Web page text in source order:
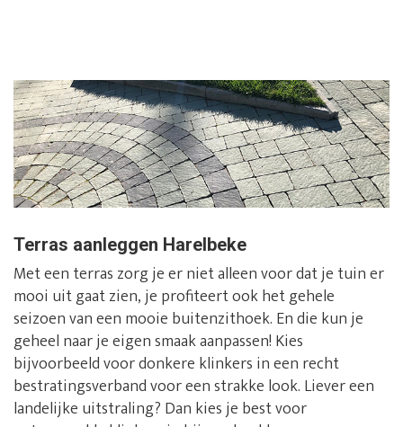
Terras aanleggen Harelbeke
Met een terras zorg je er niet alleen voor dat je tuin er
mooi uit gaat zien, je profiteert ook het gehele
seizoen van een mooie buitenzithoek. En die kun je
geheel naar je eigen smaak aanpassen! Kies
bijvoorbeeld voor donkere klinkers in een recht
bestratingsverband voor een strakke look. Liever een
landelijke uitstraling? Dan kies je best voor